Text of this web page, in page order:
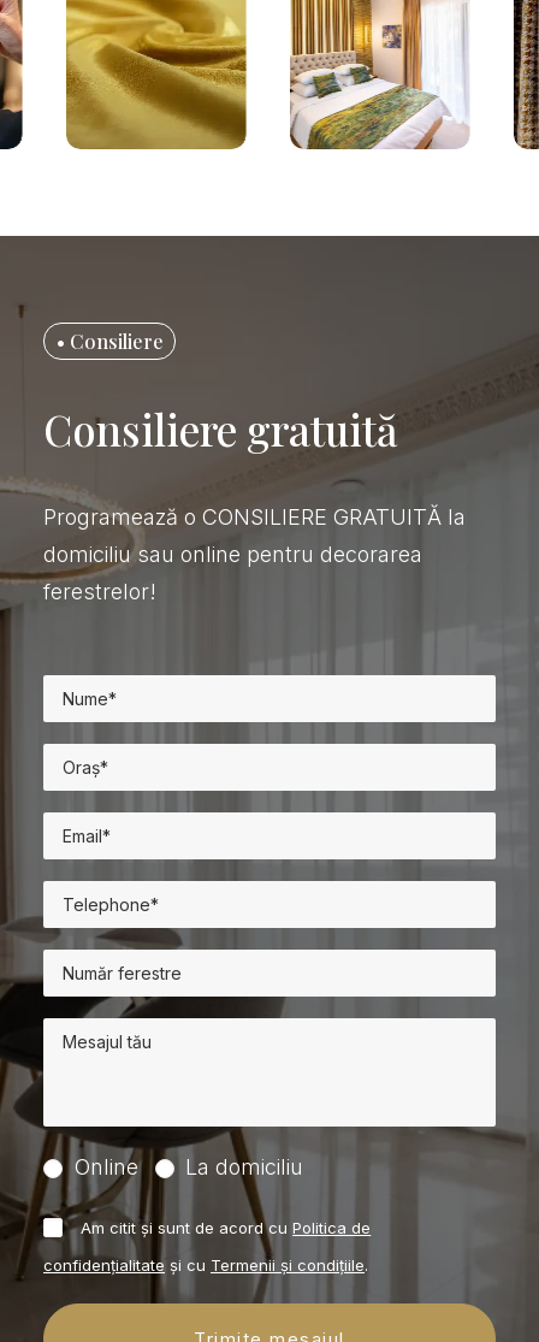
• Consiliere
Consiliere gratuită
Programează o CONSILIERE GRATUITĂ la
domiciliu sau online pentru decorarea
ferestrelor!
Online La domiciliu
Am citit și sunt de acord cuPolitica de
confidențialitate și cu Termenii și condițiile.